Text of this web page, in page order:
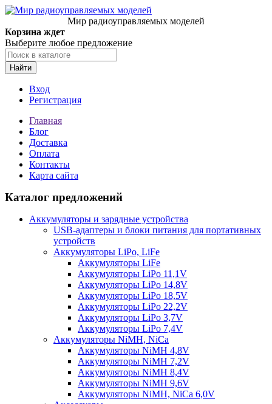
Мир радиоуправляемых моделей
Корзина ждет
Выберите любое предложение
Найти
Вход
Регистрация
Главная
Блог
Доставка
Оплата
Контакты
Карта сайта
Каталог предложений
Аккумуляторы и зарядные устройства
USB-адаптеры и блоки питания для портативных
устройств
Аккумуляторы LiPo, LiFe
Аккумуляторы LiFe
Аккумуляторы LiPo 11,1V
Аккумуляторы LiPo 14,8V
Аккумуляторы LiPo 18,5V
Аккумуляторы LiPo 22,2V
Аккумуляторы LiPo 3,7V
Аккумуляторы LiPo 7,4V
Аккумуляторы NiMH, NiCa
Аккумуляторы NiMH 4,8V
Аккумуляторы NiMH 7,2V
Аккумуляторы NiMH 8,4V
Аккумуляторы NiMH 9,6V
Аккумуляторы NiMH, NiCa 6,0V